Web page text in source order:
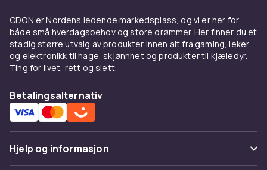
CDON er Nordens ledende markedsplass, og vi er her for
både små hverdagsbehov og store drømmer. Her finner du et
stadig større utvalg av produkter innen alt fra gaming, leker
og elektronikk til hage, skjønnhet og produkter til kjæledyr.
Ting for livet, rett og slett.
Betalingsalternativ
Hjelp og informasjon